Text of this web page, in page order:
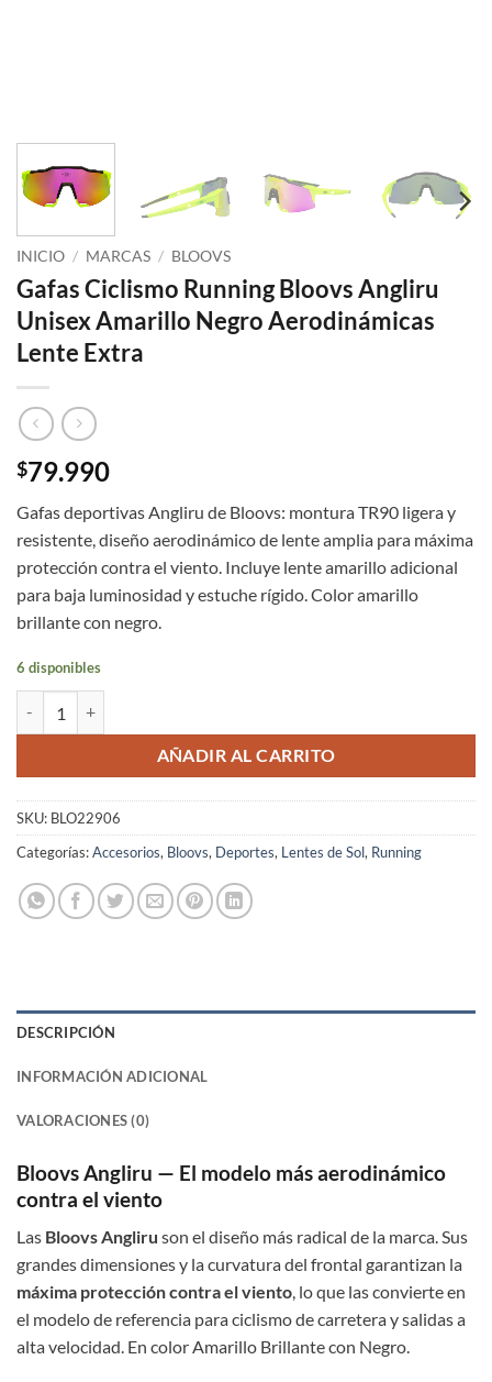
INICIO / MARCAS / BLOOVS
Gafas Ciclismo Running Bloovs Angliru
Unisex Amarillo Negro Aerodinámicas
Lente Extra
$79.990
Gafas deportivas Angliru de Bloovs: montura TR90 ligera y
resistente, diseño aerodinámico de lente amplia para máxima
protección contra el viento. Incluye lente amarillo adicional
para baja luminosidad y estuche rígido. Color amarillo
brillante con negro.
6 disponibles
AÑADIR AL CARRITO
SKU: BLO22906
Categorías:Accesorios, Bloovs, Deportes, Lentes de Sol, Running
DESCRIPCIÓN
INFORMACIÓN ADICIONAL
VALORACIONES (0)
Bloovs Angliru — El modelo más aerodinámico
contra el viento
Las Bloovs Angliru son el diseño más radical de la marca. Sus
grandes dimensiones y la curvatura del frontal garantizan la
máxima protección contra el viento, lo que las convierte en
el modelo de referencia para ciclismo de carretera y salidas a
alta velocidad. En color Amarillo Brillante con Negro.